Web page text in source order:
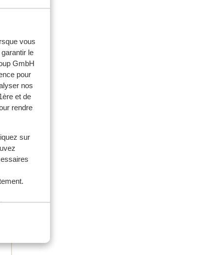
vous
le
GmbH
pour
nos
et de
rendre
sur